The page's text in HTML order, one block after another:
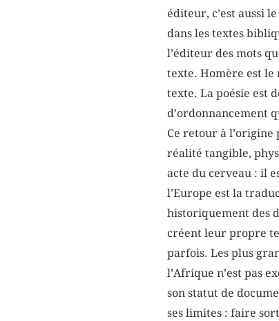
éditeur, c’est aussi
dans les textes
l’éditeur des mots
texte. Homère est le
texte. La poésie est
d’ordonnancement
Ce retour à l’origine
réalité tangible,
acte du cerveau : il
l’Europe est la
historiquement des
créent leur propre
parfois. Les plus
l’Afrique n’est pas
son statut de
ses limites : faire